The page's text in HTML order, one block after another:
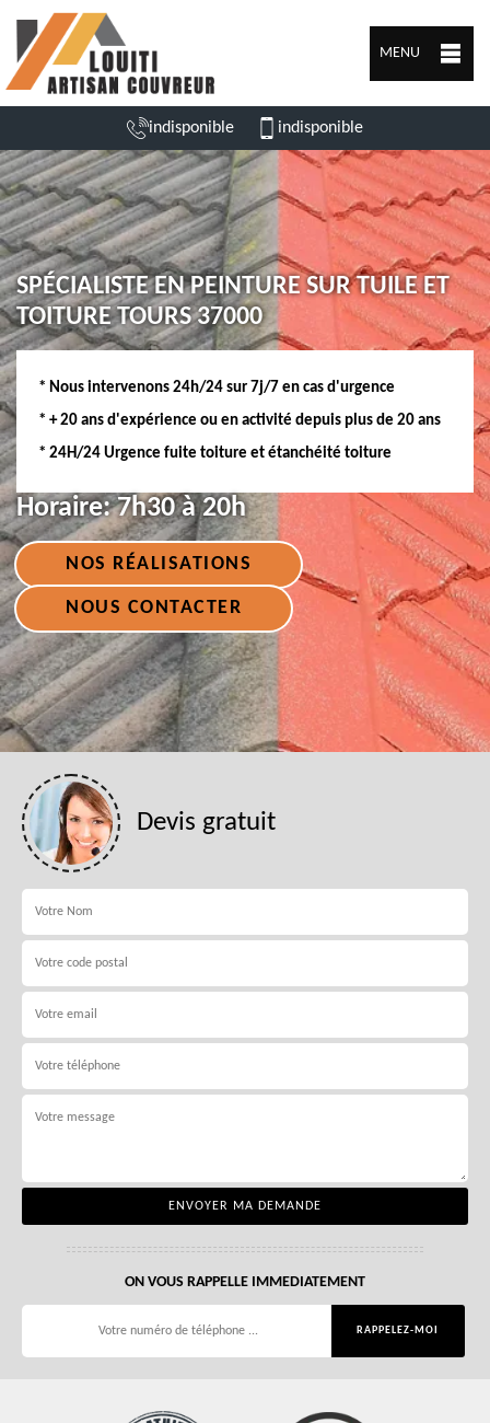
MENU
indisponible indisponible
SPÉCIALISTE EN PEINTURE SUR TUILE ET
TOITURE TOURS 37000
* Nous intervenons 24h/24 sur 7j/7 en cas d'urgence
* + 20 ans d'expérience ou en activité depuis plus de 20 ans
* 24H/24 Urgence fuite toiture et étanchéité toiture
Horaire:7h30 à 20h
NOS RÉALISATIONS
NOUS CONTACTER
Devis gratuit
ON VOUS RAPPELLE IMMEDIATEMENT